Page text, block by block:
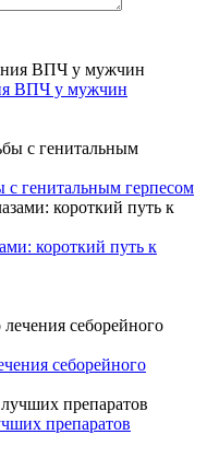
ВПЧ у мужчин
генитальным герпесом
короткий путь к
себорейного
препаратов